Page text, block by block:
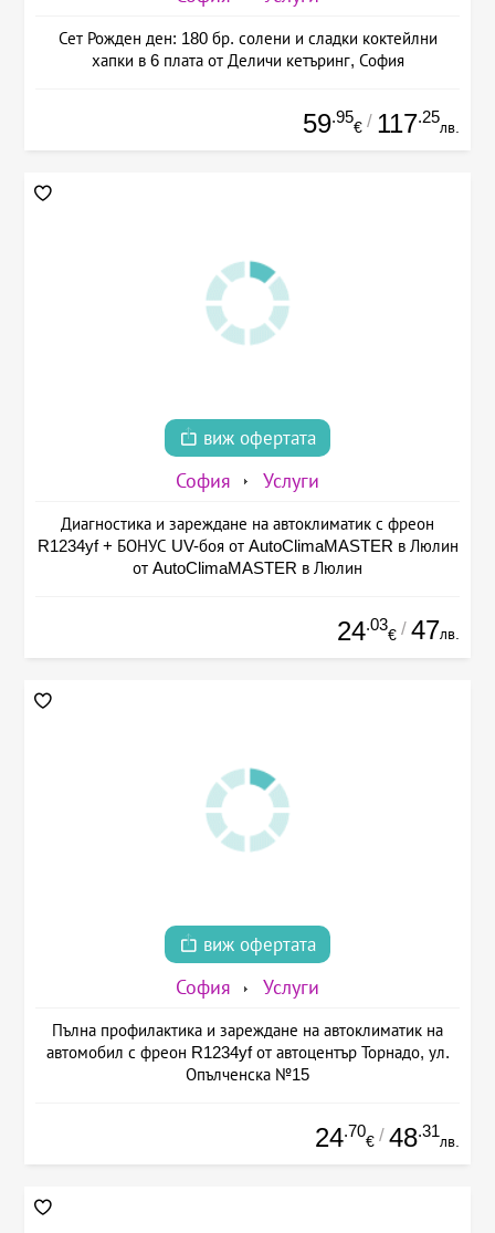
Сет Рожден ден: 180 бр. солени и сладки коктейлни
хапки в 6 плата от Деличи кетъринг, София
59.95
€ / 117.25
лв.
виж офертата
София Услуги
Диагностика и зареждане на автоклиматик с фреон
R1234yf + БОНУС UV-боя от AutoClimaMASTER в Люлин
от AutoClimaMASTER в Люлин
24.03
€ / 47лв.
виж офертата
София Услуги
Пълна профилактика и зареждане на автоклиматик на
автомобил с фреон R1234yf от автоцентър Торнадо, ул.
Опълченска №15
24.70
€ / 48.31
лв.